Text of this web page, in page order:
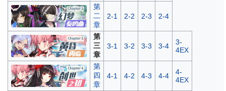
第
二
章
2-1 2-2 2-3 2-4
第
三
章
3-1 3-2 3-3 3-4
3-
4EX
第
四
章
4-1 4-2 4-3 4-4
4-
4EX